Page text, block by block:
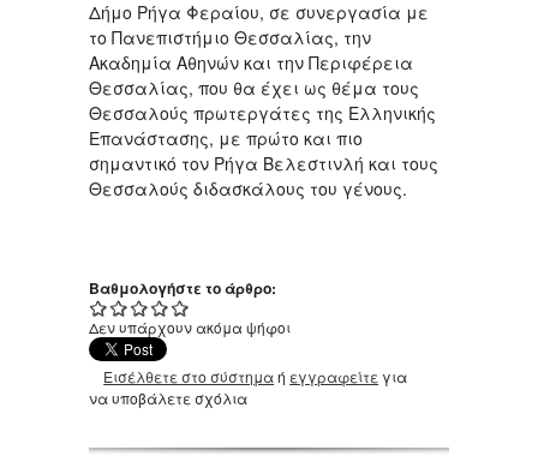
Δήμο Ρήγα Φεραίου, σε συνεργασία με
το Πανεπιστήμιο Θεσσαλίας, την
Ακαδημία Αθηνών και την Περιφέρεια
Θεσσαλίας, που θα έχει ως θέμα τους
Θεσσαλούς πρωτεργάτες της Ελληνικής
Επανάστασης, με πρώτο και πιο
σημαντικό τον Ρήγα Βελεστινλή και τους
Θεσσαλούς διδασκάλους του γένους.
Βαθμολογήστε το άρθρο:
Δεν υπάρχουν ακόμα ψήφοι
Εισέλθετε στο σύστημαή εγγραφείτε για
να υποβάλετε σχόλια